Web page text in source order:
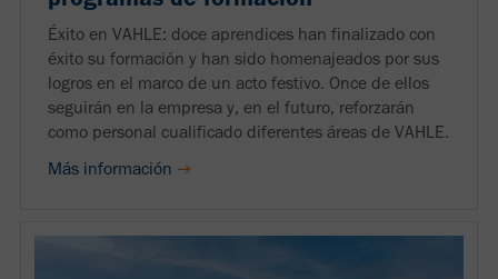
Éxito en VAHLE: doce aprendices han finalizado con
éxito su formación y han sido homenajeados por sus
logros en el marco de un acto festivo. Once de ellos
seguirán en la empresa y, en el futuro, reforzarán
como personal cualificado diferentes áreas de VAHLE.
Más información